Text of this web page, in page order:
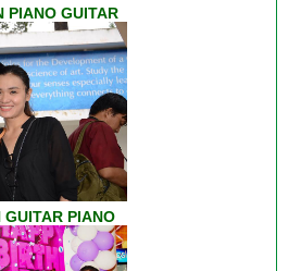
PIANO GUITAR
GUITAR PIANO